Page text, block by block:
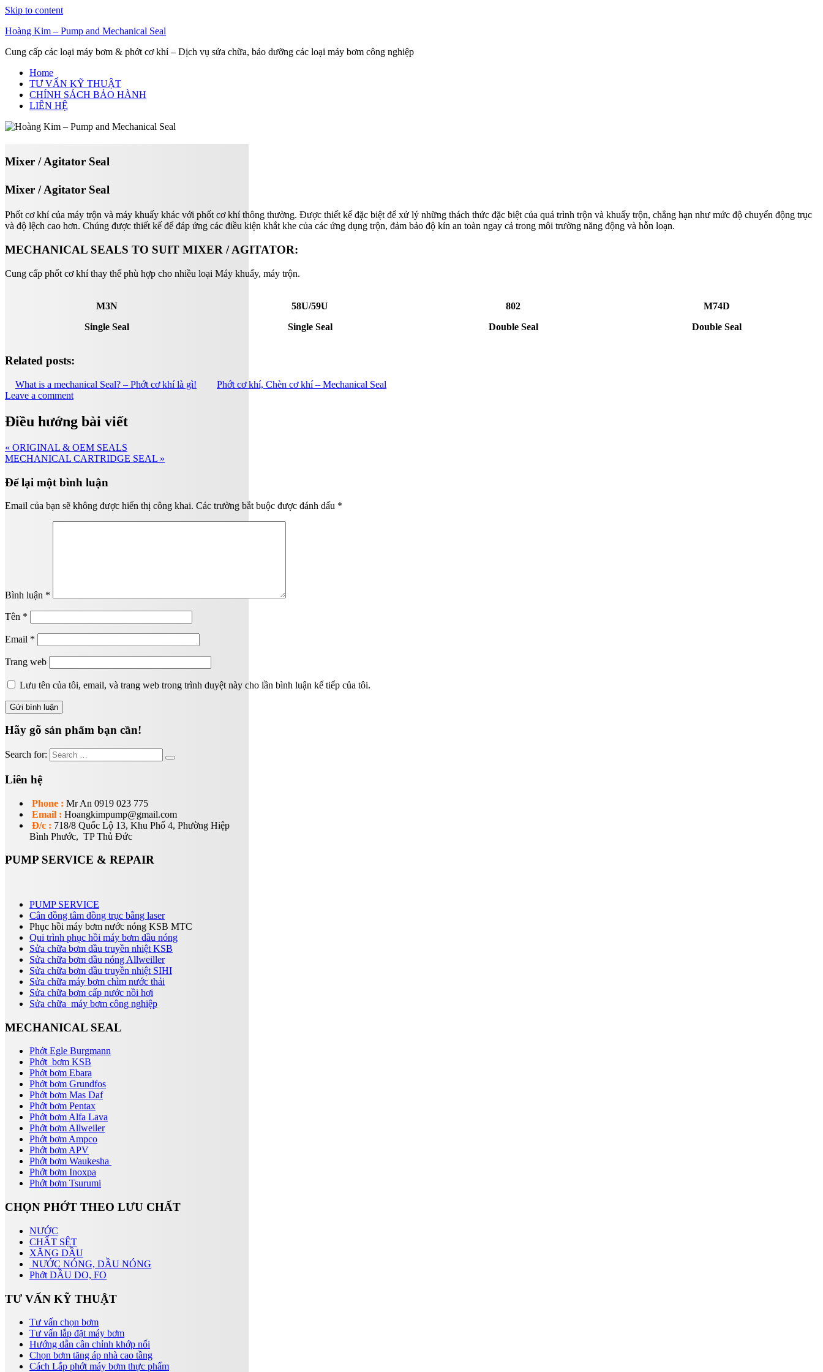
Skip to content
Hoàng Kim – Pump and Mechanical Seal
Cung cấp các loại máy bơm & phớt cơ khí – Dịch vụ sửa chữa, bảo dưỡng các loại máy bơm công nghiệp
Home
TƯ VẤN KỸ THUẬT
CHÍNH SÁCH BẢO HÀNH
LIÊN HỆ
Mixer / Agitator Seal
Mixer / Agitator Seal
Phốt cơ khí của máy trộn và máy khuấy khác với phốt cơ khí thông thường. Được thiết kế đặc biệt để xử lý những thách thức đặc biệt của quá trình trộn và khuấy trộn, chẳng hạn như mức độ chuyển động trục
và độ lệch cao hơn. Chúng được thiết kế để đáp ứng các điều kiện khắt khe của các ứng dụng trộn, đảm bảo độ kín an toàn ngay cả trong môi trường năng động và hỗn loạn.
MECHANICAL SEALS TO SUIT MIXER / AGITATOR:
Cung cấp phốt cơ khí thay thế phù hợp cho nhiều loại Máy khuấy, máy trộn.
M3N
Single Seal
58U/59U
Single Seal
802
Double Seal
M74D
Double Seal
Related posts:
What is a mechanical Seal? – Phớt cơ khí là gì!
Phớt cơ khí, Chèn cơ khí – Mechanical Seal
Leave a comment
Điều hướng bài viết
« ORIGINAL & OEM SEALS
MECHANICAL CARTRIDGE SEAL »
Để lại một bình luận
Email của bạn sẽ không được hiển thị công khai. Các trường bắt buộc được đánh dấu *
Bình luận *
Tên *
Email *
Trang web
Lưu tên của tôi, email, và trang web trong trình duyệt này cho lần bình luận kế tiếp của tôi.
Hãy gõ sản phẩm bạn cần!
Search for:
Liên hệ
Phone : Mr An 0919 023 775
Email : Hoangkimpump@gmail.com
Đ/c : 718/8 Quốc Lộ 13, Khu Phố 4, Phường Hiệp
Bình Phước, TP Thủ Đức
PUMP SERVICE & REPAIR
PUMP SERVICE
Cân đồng tâm đồng trục bằng laser
Phục hồi máy bơm nước nóng KSB MTC
Qui trình phục hồi máy bơm dầu nóng
Sửa chữa bơm dầu truyền nhiệt KSB
Sửa chữa bơm dầu nóng Allweiller
Sửa chữa bơm dầu truyền nhiệt SIHI
Sửa chữa máy bơm chìm nước thải
Sửa chữa bơm cấp nước nồi hơi
Sửa chữa máy bơm công nghiệp
MECHANICAL SEAL
Phớt Egle Burgmann
Phớt bơm KSB
Phớt bơm Ebara
Phớt bơm Grundfos
Phớt bơm Mas Daf
Phớt bơm Pentax
Phớt bơm Alfa Lava
Phớt bơm Allweiler
Phớt bơm Ampco
Phớt bơm APV
Phớt bơm Waukesha
Phớt bơm Inoxpa
Phớt bơm Tsurumi
CHỌN PHỚT THEO LƯU CHẤT
NƯỚC
CHẤT SỆT
XĂNG DẦU
NƯỚC NÓNG, DẦU NÓNG
Phớt DẦU DO, FO
TƯ VẤN KỸ THUẬT
Tư vấn chọn bơm
Tư vấn lắp đặt máy bơm
Hướng dẫn cân chỉnh khớp nối
Chọn bơm tăng áp nhà cao tầng
Cách Lắp phớt máy bơm thực phẩm